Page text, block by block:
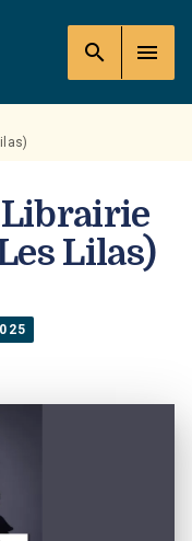
search menu
Librairie
Lilas)